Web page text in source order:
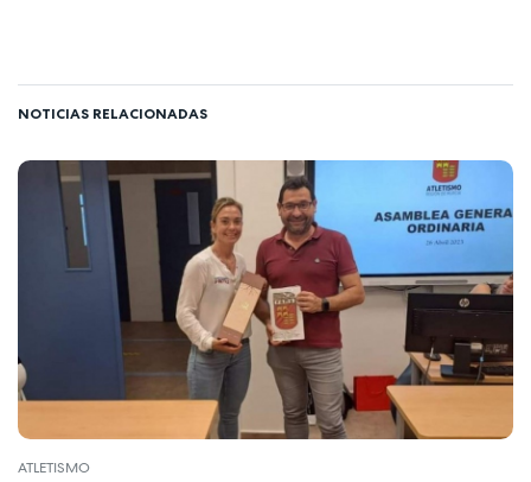
NOTICIAS RELACIONADAS
ATLETISMO